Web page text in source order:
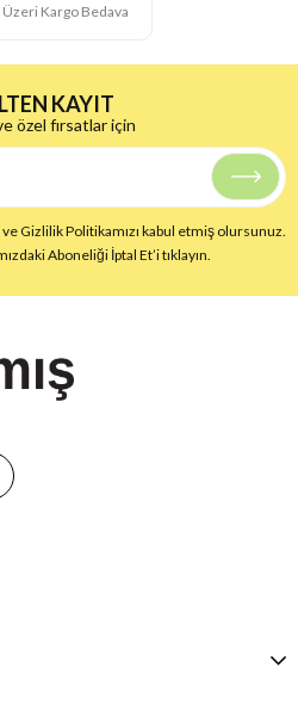
Kargo Bedava
KAYIT
özel fırsatlar için
Gizlilik Politikamızı kabul etmiş olursunuz.
Aboneliği İptal Et’i tıklayın.